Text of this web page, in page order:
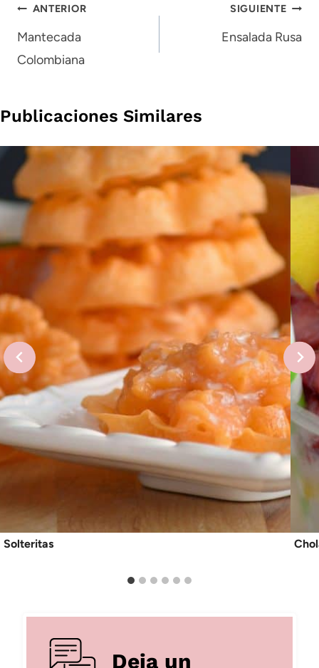
Navegación
de
entradas
ANTERIOR
Mantecada
Colombiana
SIGUIENTE
Ensalada Rusa
Publicaciones Similares
Solteritas
Deja un